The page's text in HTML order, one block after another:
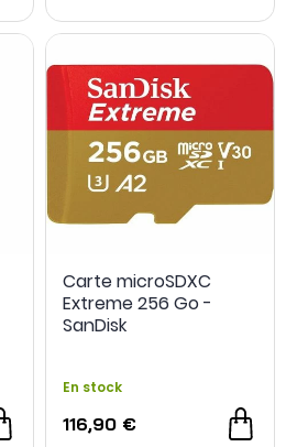
Carte microSDXC
Extreme 256 Go -
SanDisk
En stock
116,90 €